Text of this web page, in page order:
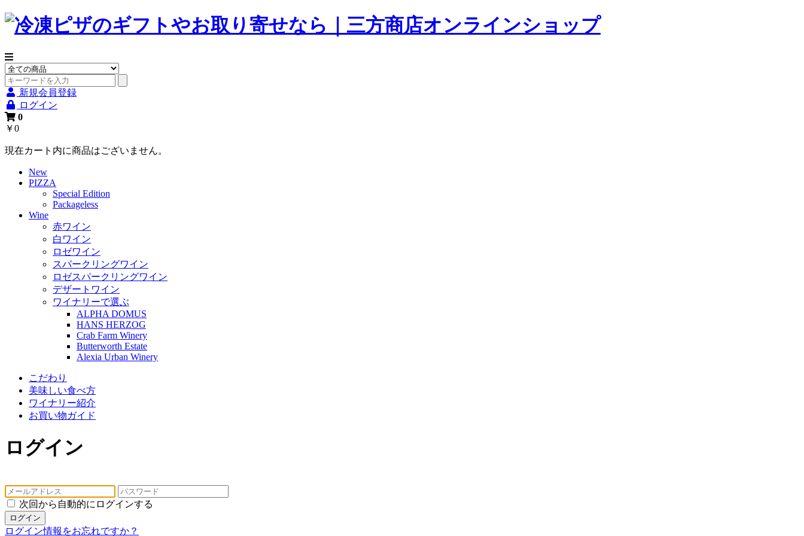
新規会員登録
ログイン
0
￥0
現在カート内に商品はございません。
New
PIZZA
Special Edition
Packageless
Wine
赤ワイン
白ワイン
ロゼワイン
スパークリングワイン
ロゼスパークリングワイン
デザートワイン
ワイナリーで選ぶ
ALPHA DOMUS
HANS HERZOG
Crab Farm Winery
Butterworth Estate
Alexia Urban Winery
こだわり
美味しい食べ方
ワイナリー紹介
お買い物ガイド
ログイン
次回から自動的にログインする
ログイン
ログイン情報をお忘れですか？